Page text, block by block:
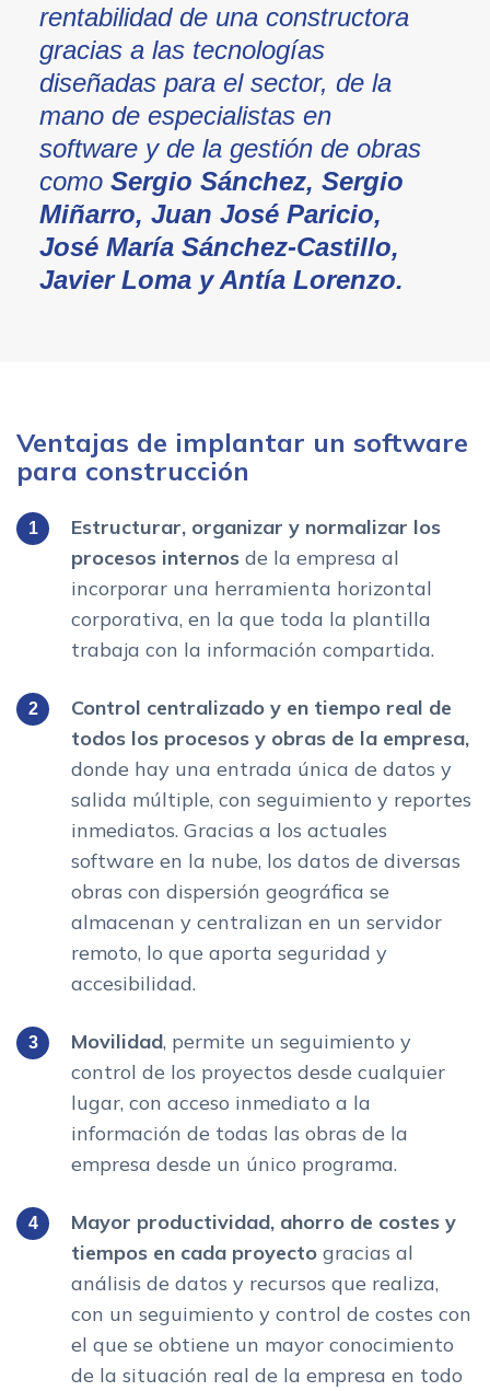
rentabilidad de una constructora
gracias a las tecnologías
diseñadas para el sector, de la
mano de especialistas en
software y de la gestión de obras
como Sergio Sánchez, Sergio
Miñarro, Juan José Paricio,
José María Sánchez-Castillo,
Javier Loma y Antía Lorenzo.
Ventajas de implantar un software
para construcción
Estructurar, organizar y normalizar los
procesos internos de la empresa al
incorporar una herramienta horizontal
corporativa, en la que toda la plantilla
trabaja con la información compartida.
Control centralizado y en tiempo real de
todos los procesos y obras de la empresa,
donde hay una entrada única de datos y
salida múltiple, con seguimiento y reportes
inmediatos. Gracias a los actuales
software en la nube, los datos de diversas
obras con dispersión geográfica se
almacenan y centralizan en un servidor
remoto, lo que aporta seguridad y
accesibilidad.
Movilidad, permite un seguimiento y
control de los proyectos desde cualquier
lugar, con acceso inmediato a la
información de todas las obras de la
empresa desde un único programa.
Mayor productividad, ahorro de costes y
tiempos en cada proyecto gracias al
análisis de datos y recursos que realiza,
con un seguimiento y control de costes con
el que se obtiene un mayor conocimiento
de la situación real de la empresa en todo